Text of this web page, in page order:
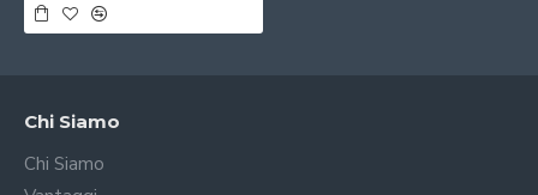
Chi Siamo
Chi Siamo